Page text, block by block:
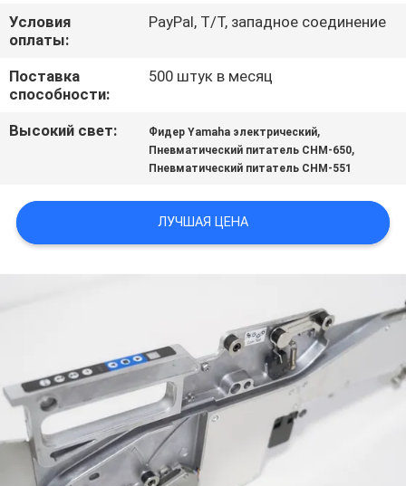
НОВОСТИ
SHOPPING
ON
LINE
КАРТА
САЙТА
ПОЛИТИКА
КОНФИДЕНЦИАЛЬНОСТИ
Условия
оплаты:
PayPal, T/T, западное соединение
Поставка
способности:
500 штук в месяц
Высокий свет: Фидер Yamaha электрический,
Пневматический питатель CHM-650,
Пневматический питатель CHM-551
ЛУЧШАЯ ЦЕНА